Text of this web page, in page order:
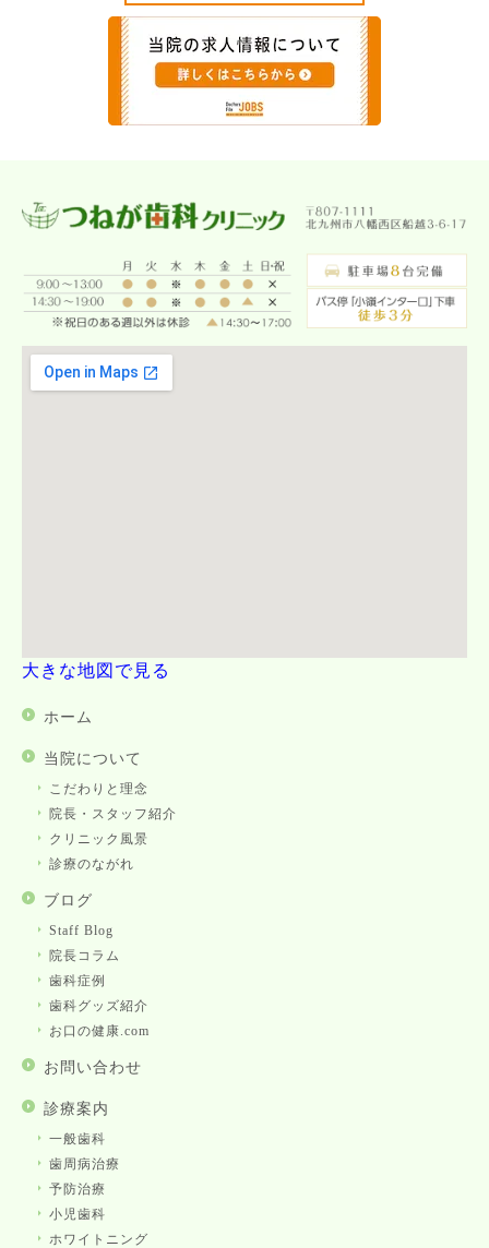
大きな地図で見る
ホーム
当院について
こだわりと理念
院長・スタッフ紹介
クリニック風景
診療のながれ
ブログ
Staff Blog
院長コラム
歯科症例
歯科グッズ紹介
お口の健康.com
お問い合わせ
診療案内
一般歯科
歯周病治療
予防治療
小児歯科
ホワイトニング